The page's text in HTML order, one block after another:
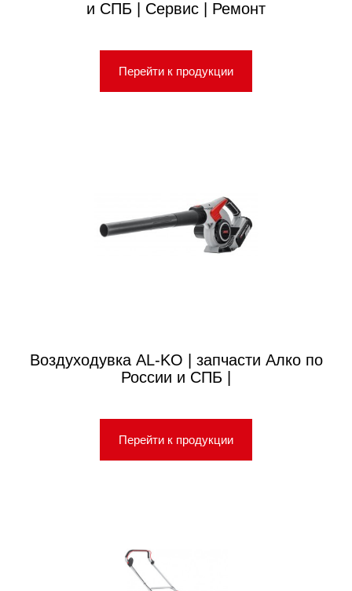
и СПБ | Сервис | Ремонт
Перейти к продукции
Воздуходувка AL-KO | запчасти Алко по
России и СПБ |
Перейти к продукции